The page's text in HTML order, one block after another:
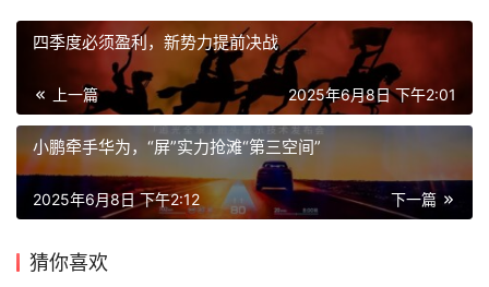
四季度必须盈利，新势力提前决战
2025年6月8日 下午2:01
小鹏牵手华为，“屏”实力抢滩“第三空间”
下一篇
2025年6月8日 下午2:12